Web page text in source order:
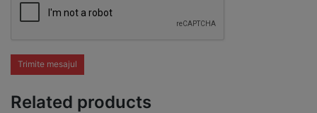
Trimite mesajul
Related products